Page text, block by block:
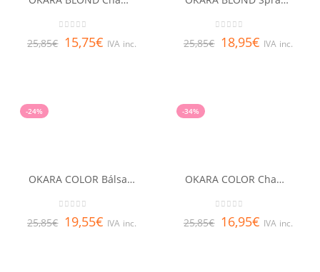
out of 5
25,85€ 15,75€ IVA inc.
out of 5
25,85€ 18,95€ IVA inc.
-24%
OKARA COLOR Bálsamo desenredante RENE FURTERER 150 ml
out of 5
25,85€ 19,55€ IVA inc.
-34%
OKARA COLOR Champú RENE FURTERER 200 ml
out of 5
25,85€ 16,95€ IVA inc.